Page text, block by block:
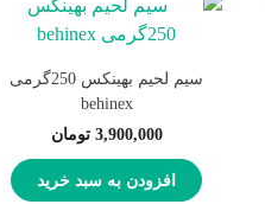
سیم لحیم بهینکس 250گرمی
behinex
3,900,000 تومان
افزودن به سبد خرید